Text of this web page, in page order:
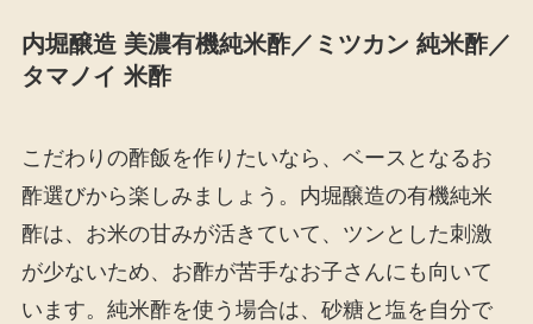
内堀醸造 美濃有機純米酢／ミツカン 純米酢／
タマノイ 米酢
こだわりの酢飯を作りたいなら、ベースとなるお
酢選びから楽しみましょう。内堀醸造の有機純米
酢は、お米の甘みが活きていて、ツンとした刺激
が少ないため、お酢が苦手なお子さんにも向いて
います。純米酢を使う場合は、砂糖と塩を自分で